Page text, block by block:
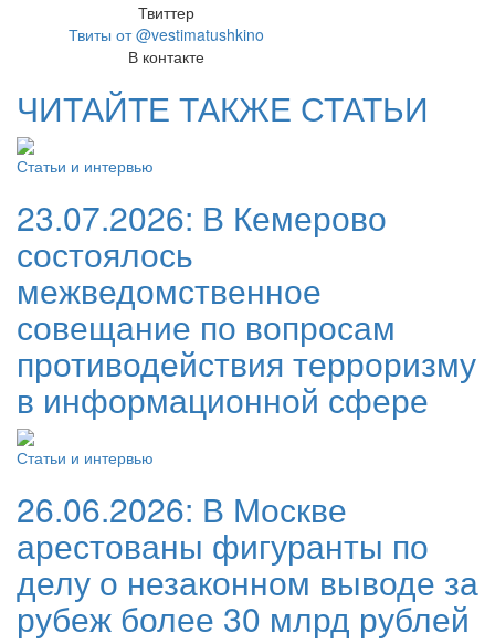
Твиттер
Твиты от @vestimatushkino
В контакте
ЧИТАЙТЕ ТАКЖЕ СТАТЬИ
Статьи и интервью
23.07.2026: В Кемерово
состоялось
межведомственное
совещание по вопросам
противодействия терроризму
в информационной сфере
Статьи и интервью
26.06.2026: В Москве
арестованы фигуранты по
делу о незаконном выводе за
рубеж более 30 млрд рублей